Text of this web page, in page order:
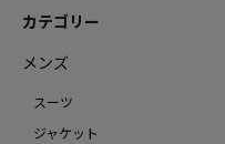
カテゴリー
メンズ
スーツ
ジャケット